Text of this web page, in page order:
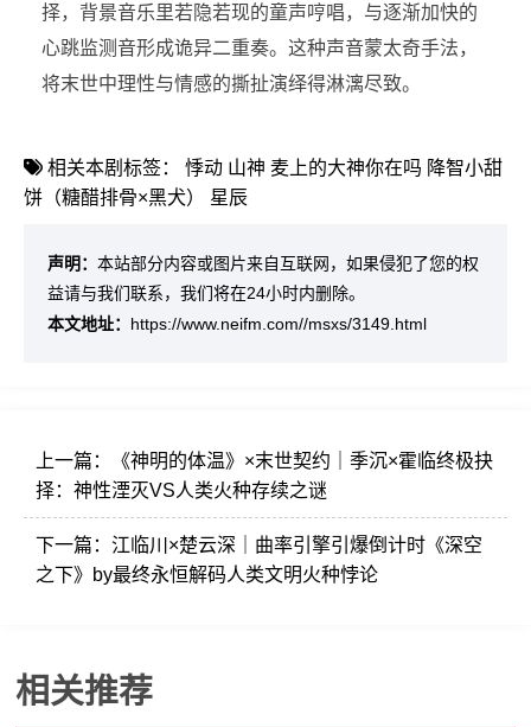
择，背景音乐里若隐若现的童声哼唱，与逐渐加快的
心跳监测音形成诡异二重奏。这种声音蒙太奇手法，
将末世中理性与情感的撕扯演绎得淋漓尽致。
相关本剧标签： 悸动 山神 麦上的大神你在吗 降智小甜
饼（糖醋排骨×黑犬）
星辰
声明： 本站部分内容或图片来自互联网，如果侵犯了您的权
益请与我们联系，我们将在24小时内删除。
本文地址： https://www.neifm.com//msxs/3149.html
上一篇：
《神明的体温》×末世契约｜季沉×霍临终极抉
择：神性湮灭VS人类火种存续之谜
下一篇： 江临川×楚云深｜曲率引擎引爆倒计时《深空
之下》by最终永恒解码人类文明火种悖论
相关推荐